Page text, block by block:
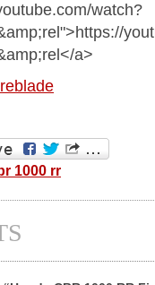
watch?
a>
1000 rr